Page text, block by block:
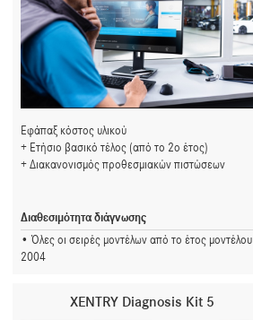
Εφάπαξ κόστος υλικού
Ετήσιο βασικό τέλος (από το 2ο έτος)
Διακανονισμός προθεσμιακών πιστώσεων
Διαθεσιμότητα διάγνωσης
Όλες οι σειρές μοντέλων από το έτος μοντέλου
2004
XENTRY Diagnosis Kit 5